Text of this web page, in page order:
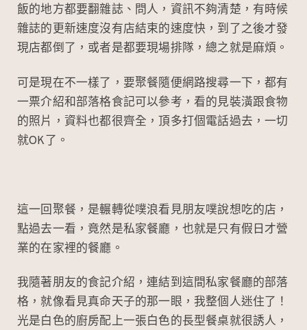
飯的地方都要翻雜誌、問人，資訊不夠清楚，有時候
雜誌的更新速度沒有店結束的速度快，到了之後才發
現店都倒了，或者是都要現場排隊，總之就是麻煩。
可是現在不一樣了，要聚餐隨便網路搜尋一下，都有
一票介紹和部落格食記可以參考，看的見裝潢跟食物
的照片，資料也都很齊全，頂多打個電話過去，一切
就OK了。
這一回聚餐，是輾轉從噗浪看見朋友噗說想吃的店，
點過去一看，竟然是私家餐廳，也就是只有假日才營
業的在家裡的餐廳。
我隨著朋友的食記介紹，連結到這間私家餐廳的部落
格，就像看見真命天子的那一眼，我整個人迷住了！
光是白色的廚房配上一張白色的長型餐桌就很誘人，